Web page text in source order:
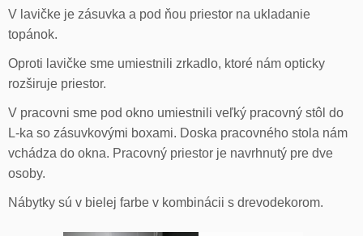
V lavičke je zásuvka a pod ňou priestor na ukladanie
topánok.
Oproti lavičke sme umiestnili zrkadlo, ktoré nám opticky
rozširuje priestor.
V pracovni sme pod okno umiestnili veľký pracovný stôl do
L-ka so zásuvkovými boxami. Doska pracovného stola nám
vchádza do okna. Pracovný priestor je navrhnutý pre dve
osoby.
Nábytky sú v bielej farbe v kombinácii s drevodekorom.